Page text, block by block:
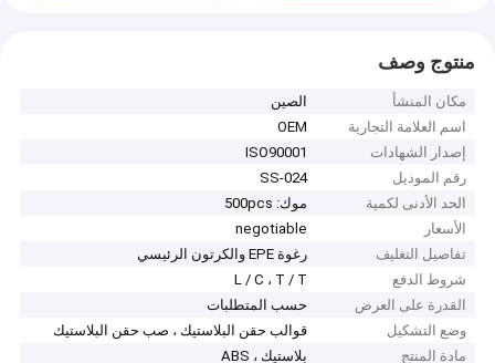
منتوج وصف
مكان المنشأ
الصين
اسم العلامة التجارية
OEM
إصدار الشهادات
ISO90001
رقم الموديل
SS-024
الحد الأدنى لكمية
موك: 500pcs
الأسعار
negotiable
تفاصيل التغليف
رغوة EPE والكرتون الرئيسي
شروط الدفع
L / C ، T / T
القدرة على العرض
حسب المتطلبات
وضع التشكيل
قوالب حقن البلاستيك ، صب حقن البلاستيك
مادة المنتج
بلاستيك ، ABS